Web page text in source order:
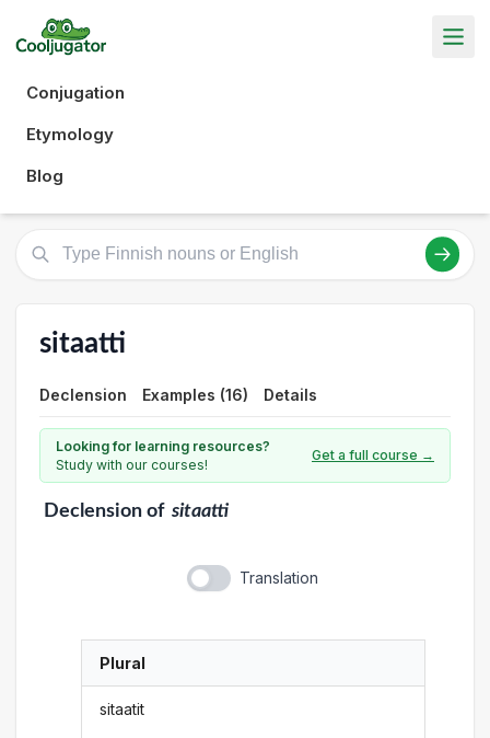
Conjugation
Etymology
Blog
sitaatti
Declension Examples (16) Details
Looking for learning resources?
Study with our courses!
Get a full course →
Declensionof sitaatti
Translation
Plural
sitaatit